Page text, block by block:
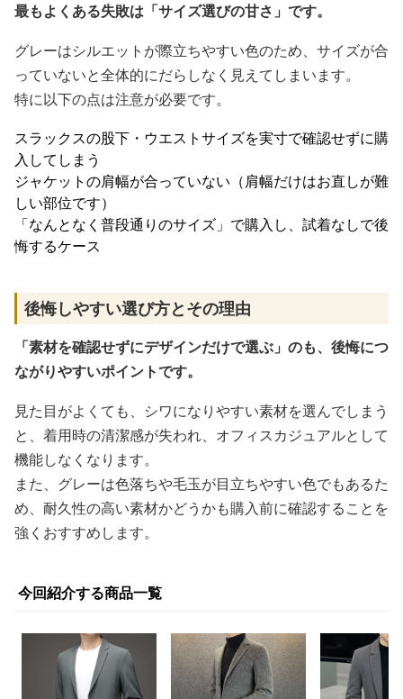
最もよくある失敗は「サイズ選びの甘さ」です。
グレーはシルエットが際立ちやすい色のため、サイズが合
っていないと全体的にだらしなく見えてしまいます。
特に以下の点は注意が必要です。
スラックスの股下・ウエストサイズを実寸で確認せずに購
入してしまう
ジャケットの肩幅が合っていない（肩幅だけはお直しが難
しい部位です）
「なんとなく普段通りのサイズ」で購入し、試着なしで後
悔するケース
後悔しやすい選び方とその理由
「素材を確認せずにデザインだけで選ぶ」のも、後悔につ
ながりやすいポイントです。
見た目がよくても、シワになりやすい素材を選んでしまう
と、着用時の清潔感が失われ、オフィスカジュアルとして
機能しなくなります。
また、グレーは色落ちや毛玉が目立ちやすい色でもあるた
め、耐久性の高い素材かどうかも購入前に確認することを
強くおすすめします。
今回紹介する商品一覧